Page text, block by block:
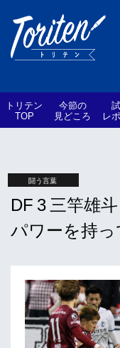
トリテン
TOP
今節の
見どころ レ
闘う言葉
DF 3 三竿雄
パワーを持っ